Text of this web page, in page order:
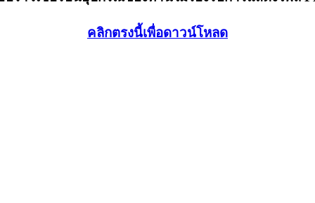
คลิกตรงนี้เพื่อดาวน์โหลด